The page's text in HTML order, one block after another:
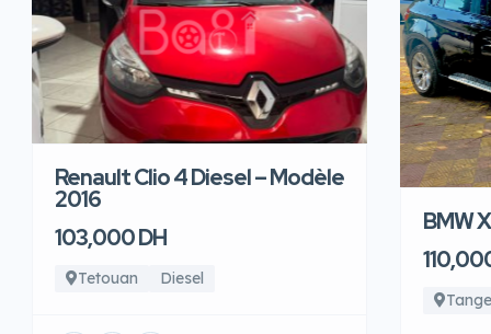
Renault Clio 4 Diesel – Modèle
2016
103,000 DH
Tetouan Diesel
BMW